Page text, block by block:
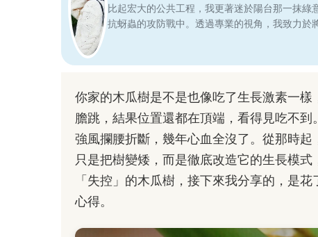
比起宏大的公共工程，我更著迷於陽台那一抹
抗蚜蟲的攻防戰中。透過專業的視角，我致力於
你家的木瓜樹是不是也像吃了生長激素一
膽跳，結果位置還都在頂端，看得見吃不
強風攔腰折斷，幾年心血全沒了。從那時
只是把樹變矮，而是徹底改造它的生長模
「失控」的木瓜樹，接下來我分享的，是
心得。